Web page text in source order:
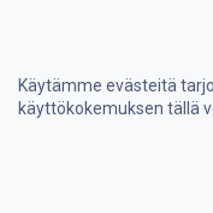
Käytämme evästeitä
käyttökokemuksen tällä